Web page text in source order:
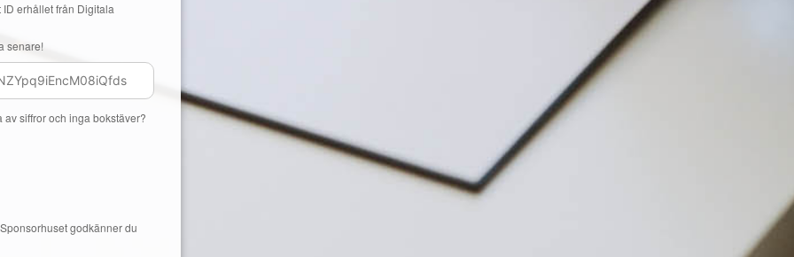
erhållet från Digitala
senare!
siffror och inga bokstäver?
godkänner du